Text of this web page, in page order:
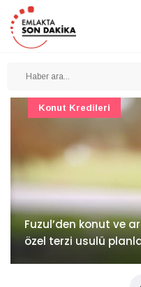
İv Kandilli'de yaşam
Konut Projeleri